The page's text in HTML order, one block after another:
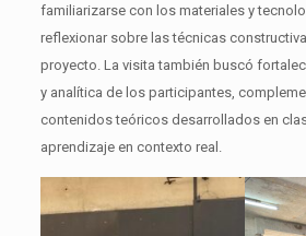
familiarizarse con los materiales y
reflexionar sobre las técnicas
proyecto. La visita también buscó
y analítica de los participantes,
contenidos teóricos desarrollados en
aprendizaje en contexto real.